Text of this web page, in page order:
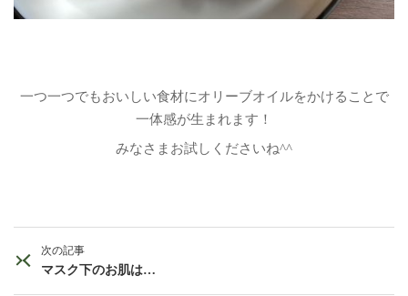
一つ一つでもおいしい食材にオリーブオイルをかけることで
一体感が生まれます！
みなさまお試しくださいね^^
次の記事
マスク下のお肌は…